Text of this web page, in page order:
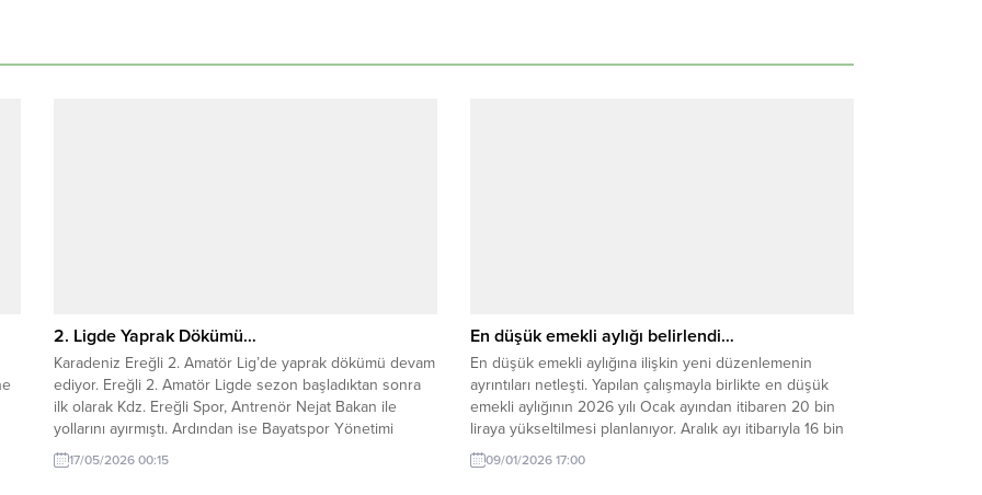
2. Ligde Yaprak Dökümü…
Karadeniz Ereğli 2. Amatör Lig’de yaprak dökümü devam
ediyor. Ereğli 2. Amatör Ligde sezon başladıktan sonra
ilk olarak Kdz. Ereğli Spor, Antrenör Nejat Bakan ile
yollarını ayırmıştı. Ardından ise Bayatspor Yönetimi
Antrenör Görkem Özmen ile yollarını ayırma kararı aldı.
Sezon tamamlanmadan yaprak dökümüne bir yenisi
17/05/2026 00:15
En düşük emekli aylığı belirlendi…
En düşük emekli aylığına ilişkin yeni düzenlemenin
ayrıntıları netleşti. Yapılan çalışmayla birlikte en düşük
emekli aylığının 2026 yılı Ocak ayından itibaren 20 bin
liraya yükseltilmesi planlanıyor. Aralık ayı itibarıyla 16 bin
881 lira olan en düşük emekli maaşı, yalnızca mevcut
enflasyon farkı olan yüzde 12,19’un yansıtılması halinde
09/01/2026 17:00